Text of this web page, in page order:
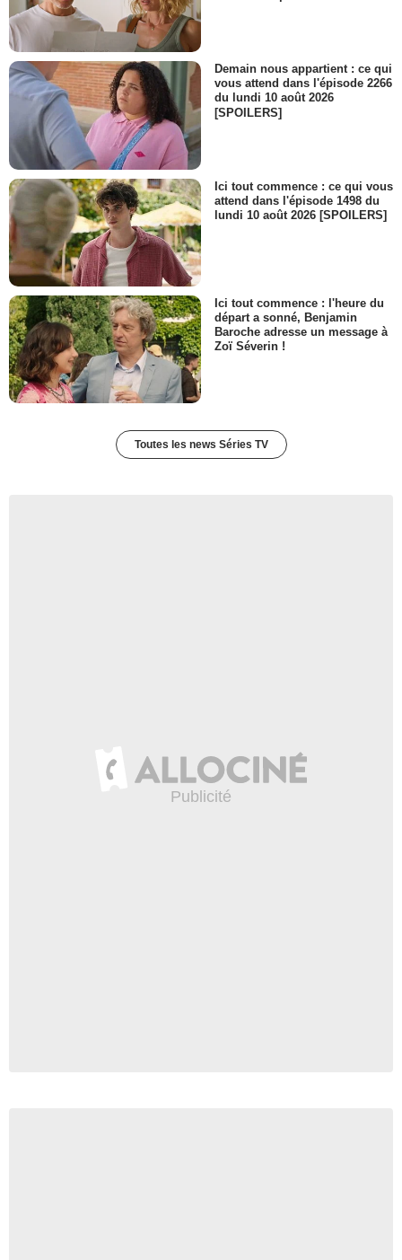
Demain nous appartient : ce qui
vous attend dans l'épisode 2266
du lundi 10 août 2026
[SPOILERS]
Ici tout commence : ce qui vous
attend dans l'épisode 1498 du
lundi 10 août 2026 [SPOILERS]
Ici tout commence : l'heure du
départ a sonné, Benjamin
Baroche adresse un message à
Zoï Séverin !
Toutes les news Séries TV